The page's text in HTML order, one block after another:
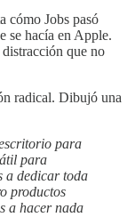
cómo Jobs pasó
se hacía en Apple.
que no
radical. Dibujó una
para
para
a dedicar toda
productos
a hacer nada